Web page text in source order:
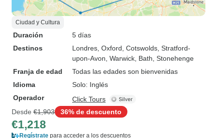
Ciudad y Cultura
Duración
5 días
Destinos
Londres , Oxford , Cotswolds , Stratford-
upon-Avon , Warwick , Bath , Stonehenge
Franja de edad
Todas las edades son bienvenidas
Idioma
Solo: Inglés
Operador
Click Tours
Desde €1,903 36% de descuento
€1,218
Regístrate para acceder a los descuentos